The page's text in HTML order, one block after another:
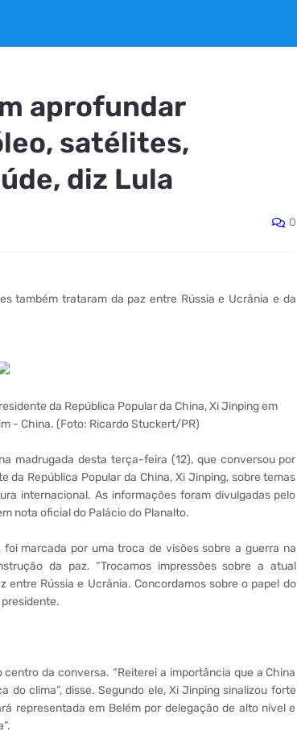
aprofundar
satélites,
diz Lula
0
também trataram da paz entre Rússia e Ucrânia e da
da República Popular da China, Xi Jinping em
- China. (Foto: Ricardo Stuckert/PR)
madrugada desta terça-feira (12), que conversou por
da República Popular da China, Xi Jinping, sobre temas
internacional. As informações foram divulgadas pelo
nota oficial do Palácio do Planalto.
marcada por uma troca de visões sobre a guerra na
da paz. “Trocamos impressões sobre a atual
Rússia e Ucrânia. Concordamos sobre o papel do
presidente.
da conversa. “Reiterei a importância que a China
do clima”, disse. Segundo ele, Xi Jinping sinalizou forte
representada em Belém por delegação de alto nível e